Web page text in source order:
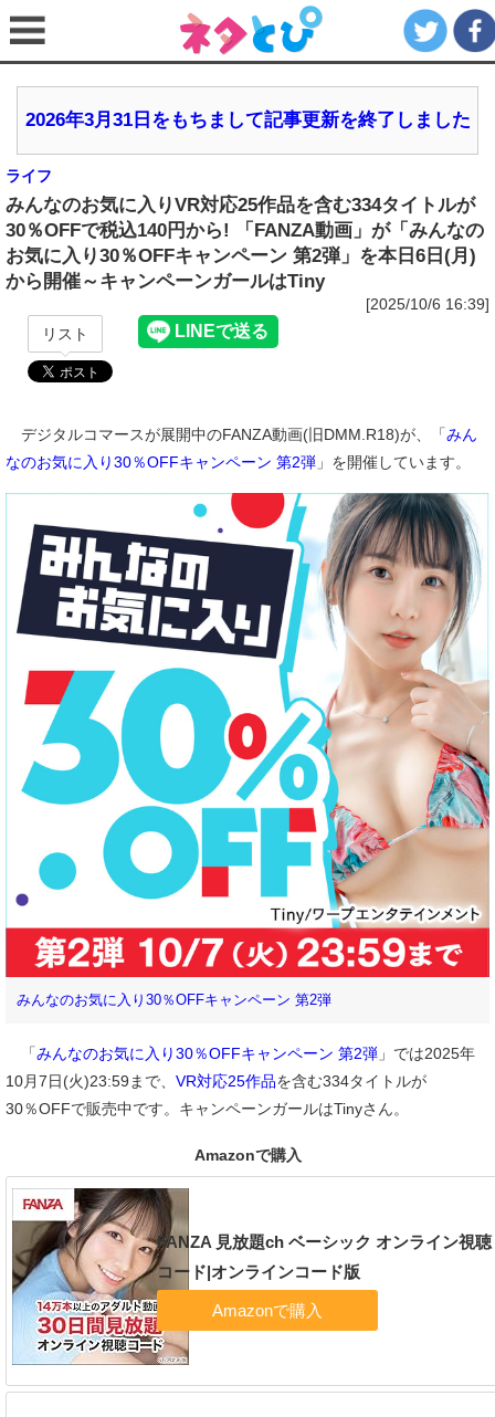
2026年3月31日をもちまして記事更新を終了しました
ライフ
みんなのお気に入りVR対応25作品を含む334タイトルが
30％OFFで税込140円から! 「FANZA動画」が「みんなの
お気に入り30％OFFキャンペーン 第2弾」を本日6日(月)
から開催～キャンペーンガールはTiny
[2025/10/6 16:39]
リスト
デジタルコマースが展開中のFANZA動画(旧DMM.R18)が、「みん
なのお気に入り30％OFFキャンペーン 第2弾 」を開催しています。
みんなのお気に入り30％OFFキャンペーン 第2弾
「みんなのお気に入り30％OFFキャンペーン 第2弾 」では2025年
10月7日(火)23:59まで、 VR対応25作品を含む334タイトルが
30％OFFで販売中です。キャンペーンガールはTinyさん。
Amazonで購入
FANZA 見放題ch ベーシック オンライン視聴
コード|オンラインコード版